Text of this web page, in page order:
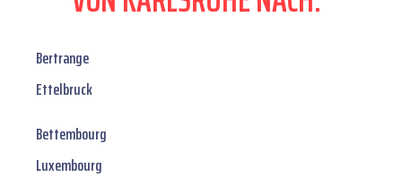
Bertrange
Ettelbruck
Bettembourg
Luxembourg